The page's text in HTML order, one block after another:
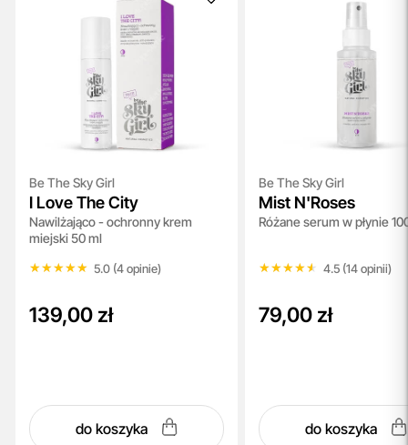
Be The Sky Girl
I Love The City
Nawilżająco - ochronny krem
miejski 50 ml
★★★★★
★★★★★ 5.0 (4 opinie)
139,00 zł
do koszyka
Be The Sky Girl
Mist N'Roses
Różane serum w płynie
★★★★★
★★★★★ 4.5 (14 opinii)
79,00 zł
do koszyka